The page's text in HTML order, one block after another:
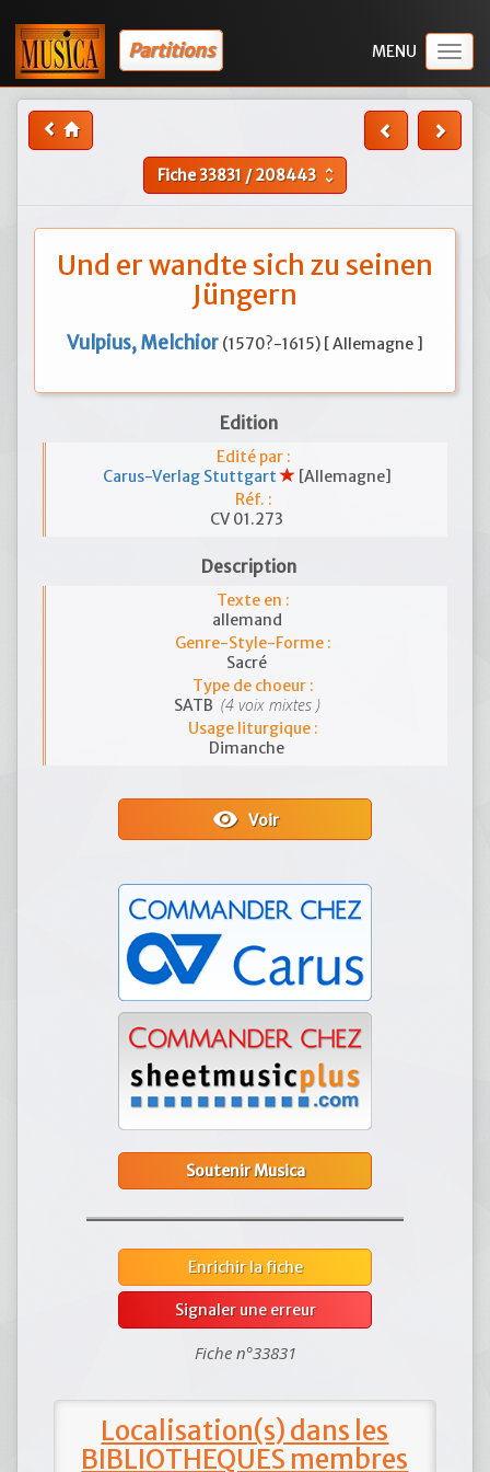
Partitions
Fiche33831 /208443 unfold_more
Und er wandte sich zu seinen
Jüngern
Vulpius, Melchior (1570?-1615) [ Allemagne ]
Edition
Edité par :
Carus-Verlag Stuttgart
[Allemagne]
Réf. :
CV 01.273
Description
Texte en :
allemand
Genre-Style-Forme :
Sacré
Type de choeur :
SATB (4 voix mixtes )
Usage liturgique :
Dimanche
visibilityVoir
Soutenir Musica
Enrichir la fiche
Signaler une erreur
Fiche n°33831
Localisation(s) dans les
BIBLIOTHEQUES membres